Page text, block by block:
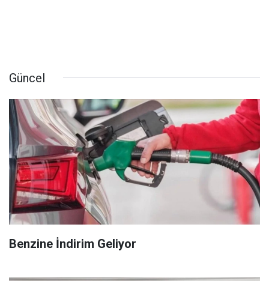
Güncel
Benzine İndirim Geliyor